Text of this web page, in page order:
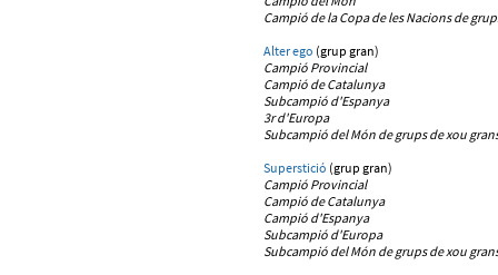
Campió de la Copa de les Nacions de
Alter ego (grup gran)
Campió Provincial
Campió de Catalunya
Subcampió d'Espanya
3r d'Europa
Subcampió del Món de grups de xou
Superstició (grup gran)
Campió Provincial
Campió de Catalunya
Campió d'Espanya
Subcampió d'Europa
Subcampió del Món de grups de xou